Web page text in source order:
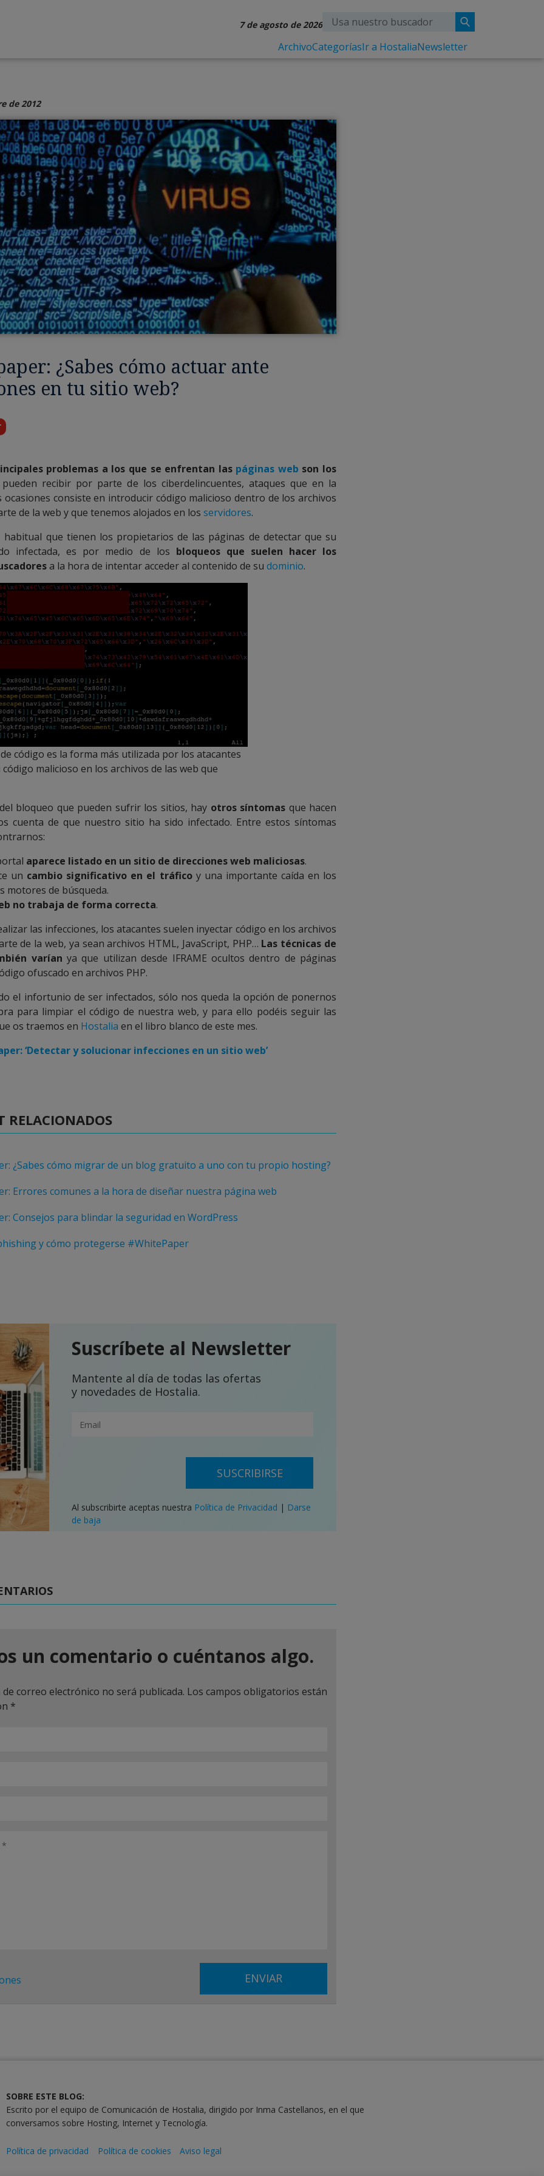
7 de agosto de 2026
ArchivoCategoríasIr a HostaliaNewsletter
de 2012
¿Sabes cómo actuar ante
en tu sitio web?
problemas a los que se enfrentan las páginas web son los
recibir por parte de los ciberdelincuentes, ataques que en la
ocasiones consiste en introducir código malicioso dentro de los archivos
de la web y que tenemos alojados en los servidores.
habitual que tienen los propietarios de las páginas de detectar que su
infectada, es por medio de los bloqueos que suelen hacer los
a la hora de intentar acceder al contenido de su dominio.
código es la forma más utilizada por los atacantes
malicioso en los archivos de las web que
bloqueo que pueden sufrir los sitios, hay otros síntomas que hacen
cuenta de que nuestro sitio ha sido infectado. Entre estos síntomas
aparece listado en un sitio de direcciones web maliciosas.
un cambio significativo en el tráficoy una importante caída en los
motores de búsqueda.
no trabaja de forma correcta.
las infecciones, los atacantes suelen inyectar código en los archivos
de la web, ya sean archivos HTML, JavaScript, PHP… Las técnicas de
varían ya que utilizan desde IFRAME ocultos dentro de páginas
ofuscado en archivos PHP.
el infortunio de ser infectados, sólo nos queda la opción de ponernos
para limpiar el código de nuestra web, y para ello podéis seguir las
os traemos en Hostalia en el libro blanco de este mes.
‘Detectar y solucionar infecciones en un sitio web’
RELACIONADOS
¿Sabes cómo migrar de un blog gratuito a uno con tu propio hosting?
Errores comunes a la hora de diseñar nuestra página web
Consejos para blindar la seguridad en WordPress
y cómo protegerse #WhitePaper
Suscríbete al Newsletter
Mantente al día de todas las ofertas
y novedades de Hostalia.
SUSCRIBIRSE
Al subscribirte aceptas nuestra Política de Privacidad | Darse
de baja
un comentario o cuéntanos algo.
correo electrónico no será publicada. Los campos obligatorios están
*
SOBRE ESTE BLOG:
Escrito por el equipo de Comunicación de Hostalia, dirigido por Inma Castellanos, en el que
conversamos sobre Hosting, Internet y Tecnología.
Política de privacidad Política de cookies Aviso legal